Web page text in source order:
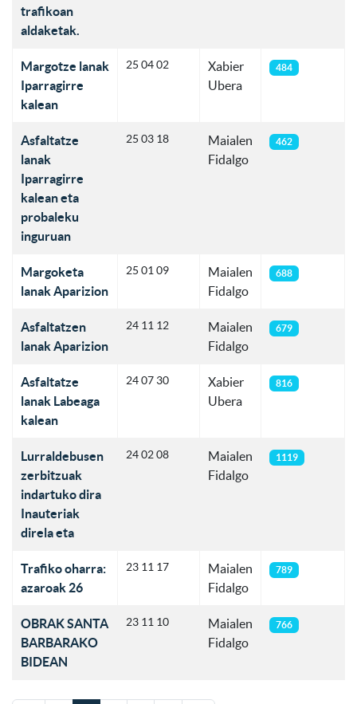
trafikoan
aldaketak.
Margotze lanak
Iparragirre
kalean
25 04 02
Xabier
Ubera
484
Asfaltatze
lanak
Iparragirre
kalean eta
probaleku
inguruan
25 03 18
Maialen
Fidalgo
462
Margoketa
lanak Aparizion
25 01 09
Maialen
Fidalgo
688
Asfaltatzen
lanak Aparizion
24 11 12
Maialen
Fidalgo
679
Asfaltatze
lanak Labeaga
kalean
24 07 30
Xabier
Ubera
816
Lurraldebusen
zerbitzuak
indartuko dira
Inauteriak
direla eta
24 02 08
Maialen
Fidalgo
1119
Trafiko oharra:
azaroak 26
23 11 17
Maialen
Fidalgo
789
OBRAK SANTA
BARBARAKO
BIDEAN
23 11 10
Maialen
Fidalgo
766